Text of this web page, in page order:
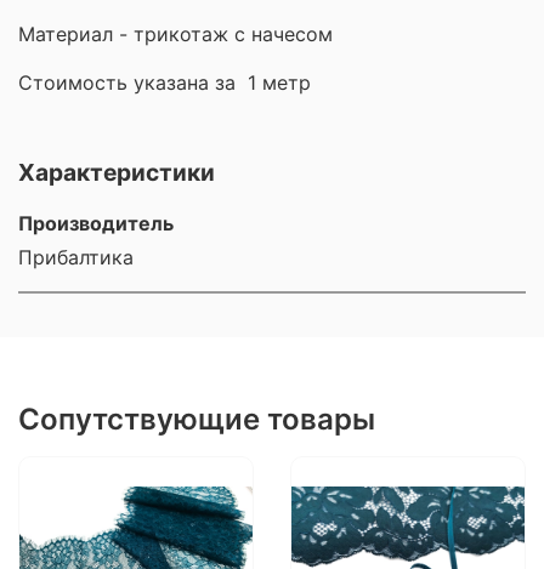
Материал - трикотаж с начесом
Стоимость указана за 1 метр
Характеристики
Производитель
Прибалтика
Сопутствующие товары